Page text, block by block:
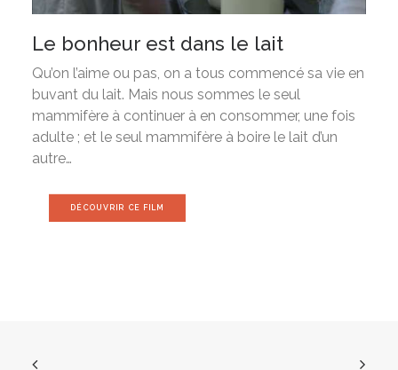
Le bonheur est dans le lait
Qu’on l’aime ou pas, on a tous commencé sa vie en
buvant du lait. Mais nous sommes le seul
mammifère à continuer à en consommer, une fois
adulte ; et le seul mammifère à boire le lait d’un
autre…
DÉCOUVRIR CE FILM